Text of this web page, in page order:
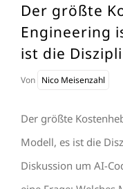
Der größte
Engineering
ist die
Von Nico Meisenzahl
Der größte
Modell, es ist die
Diskussion um AI-